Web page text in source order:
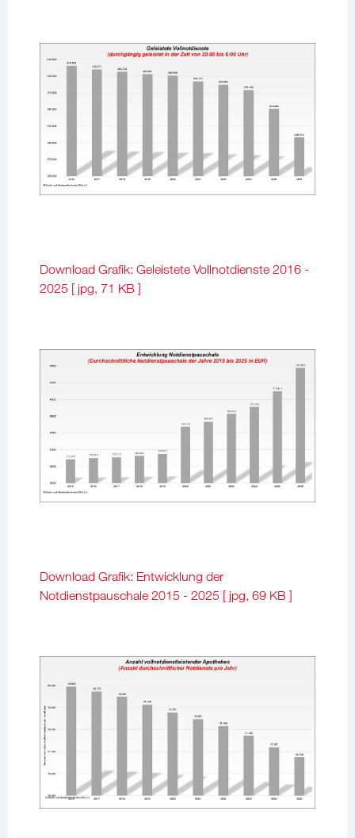
Download Grafik: Geleistete Vollnotdienste 2016 -
2025 [ jpg, 71 KB ]
Download Grafik: Entwicklung der
Notdienstpauschale 2015 - 2025 [ jpg, 69 KB ]